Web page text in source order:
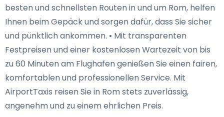
besten und schnellsten Routen in und um Rom, helfen
Ihnen beim Gepäck und sorgen dafür, dass Sie sicher
und pünktlich ankommen. • Mit transparenten
Festpreisen und einer kostenlosen Wartezeit von bis
zu 60 Minuten am Flughafen genießen Sie einen fairen,
komfortablen und professionellen Service. Mit
AirportTaxis reisen Sie in Rom stets zuverlässig,
angenehm und zu einem ehrlichen Preis.